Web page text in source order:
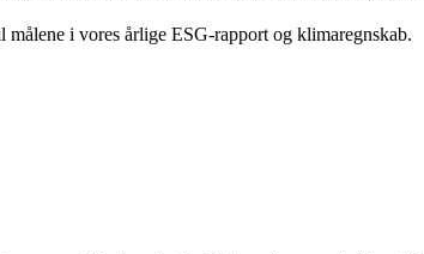
i vores årlige ESG-rapport og klimaregnskab.